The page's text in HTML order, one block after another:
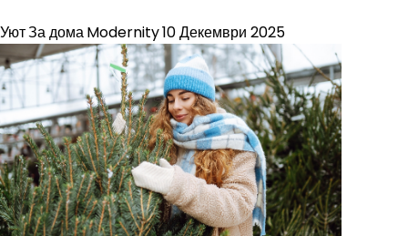
УютЗа домаModernity10 Декември 2025